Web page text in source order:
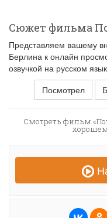
Сюжет фильма
Представляем вашему
Берлина к онлайн
озвучкой на русском
Посмотрел
Смотреть фильм
хорошем